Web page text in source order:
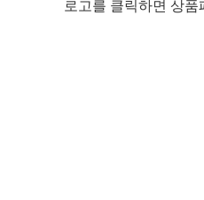
로고를 클릭하면 상